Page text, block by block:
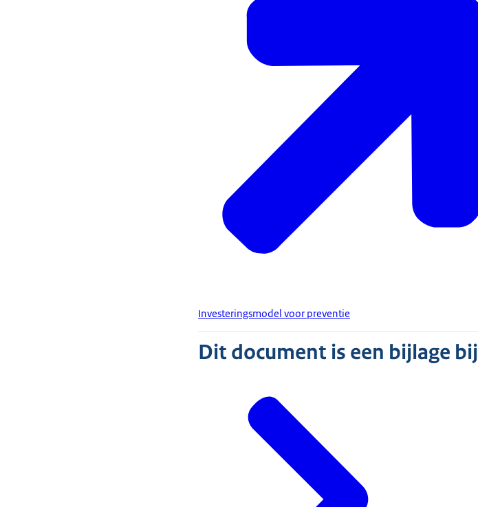
Investeringsmodel voor preventie
Dit document is een bijlage bij